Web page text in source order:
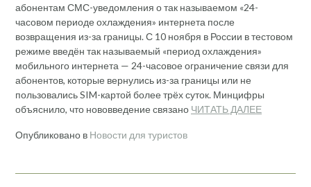
абонентам СМС-уведомления о так называемом «24-
часовом периоде охлаждения» интернета после
возвращения из-за границы. С 10 ноября в России в тестовом
режиме введён так называемый «период охлаждения»
мобильного интернета — 24-часовое ограничение связи для
абонентов, которые вернулись из-за границы или не
пользовались SIM-картой более трёх суток. Минцифры
объяснило, что нововведение связано ЧИТАТЬ ДАЛЕЕ
Опубликовано в Новости для туристов